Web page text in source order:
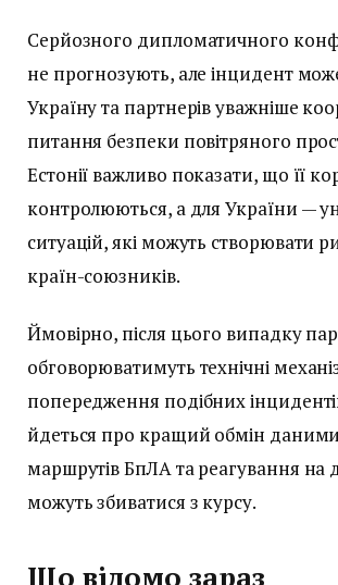
Серйозного дипломатичного
не прогнозують, але інцидент
Україну та партнерів уважніше
питання безпеки повітряного
Естонії важливо показати, що її
контролюються, а для України —
ситуацій, які можуть створювати
країн-союзників.
Ймовірно, після цього випадку
обговорюватимуть технічні
попередження подібних
йдеться про кращий обмін
маршрутів БпЛА та реагування на
можуть збиватися з курсу.
Що відомо зараз